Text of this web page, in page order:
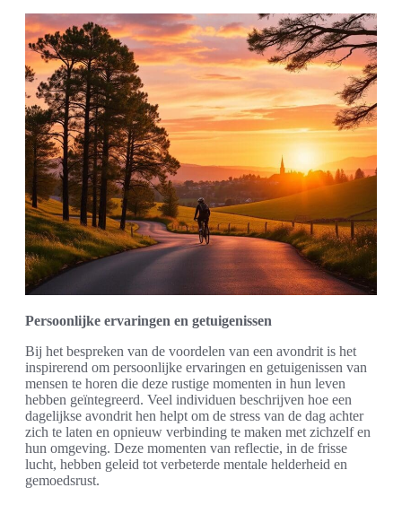
Persoonlijke ervaringen en getuigenissen
Bij het bespreken van de voordelen van een avondrit is het
inspirerend om persoonlijke ervaringen en getuigenissen van
mensen te horen die deze rustige momenten in hun leven
hebben geïntegreerd. Veel individuen beschrijven hoe een
dagelijkse avondrit hen helpt om de stress van de dag achter
zich te laten en opnieuw verbinding te maken met zichzelf en
hun omgeving. Deze momenten van reflectie, in de frisse
lucht, hebben geleid tot verbeterde mentale helderheid en
gemoedsrust.